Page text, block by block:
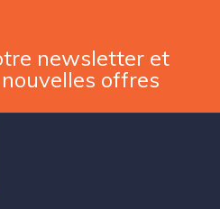
newsletter et
offres